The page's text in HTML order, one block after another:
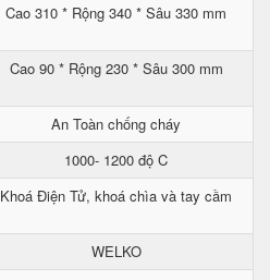
Cao 310 * Rộng 340 * Sâu 330 mm
Cao 90 * Rộng 230 * Sâu 300 mm
An Toàn chống cháy
1000- 1200 độ C
Khoá Điện Tử, khoá chìa và tay cầm
WELKO